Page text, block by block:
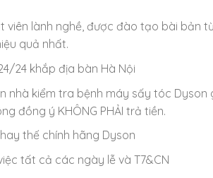
viên lành nghề, được đào tạo bài bản
quả nhất.
24 khắp địa bàn Hà Nội
nhà kiểm tra bệnh máy sấy tóc
đồng ý KHÔNG PHẢI trả tiền.
thế chính hãng Dyson
tất cả các ngày lễ và T7&CN